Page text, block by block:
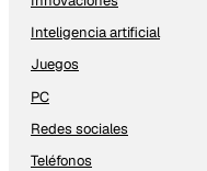
Inteligencia artificial
Juegos
PC
Redes sociales
Teléfonos